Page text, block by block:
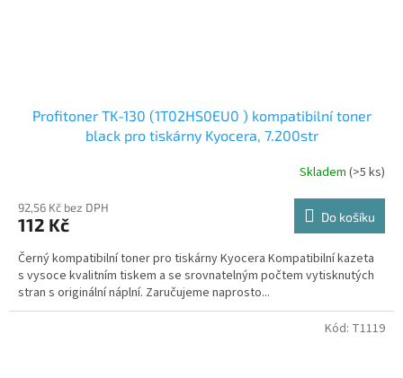
Profitoner TK-130 (1T02HS0EU0 ) kompatibilní toner
black pro tiskárny Kyocera, 7.200str
Skladem (>5 ks)
92,56 Kč bez DPH
112 Kč Do košíku
Černý kompatibilní toner pro tiskárny Kyocera Kompatibilní kazeta
s vysoce kvalitním tiskem a se srovnatelným počtem vytisknutých
stran s originální náplní. Zaručujeme naprosto...
Kód: T1119